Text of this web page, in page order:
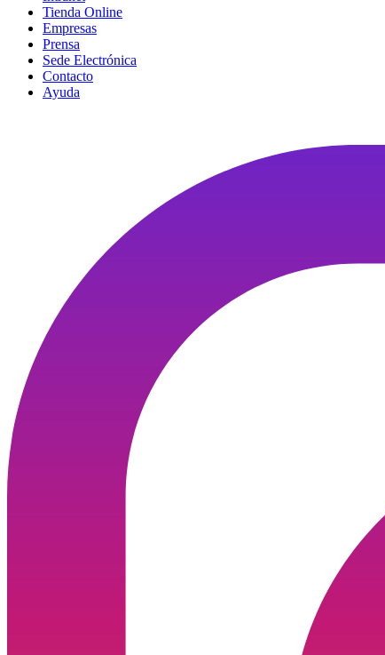
Tienda Online
Empresas
Prensa
Sede Electrónica
Contacto
Ayuda